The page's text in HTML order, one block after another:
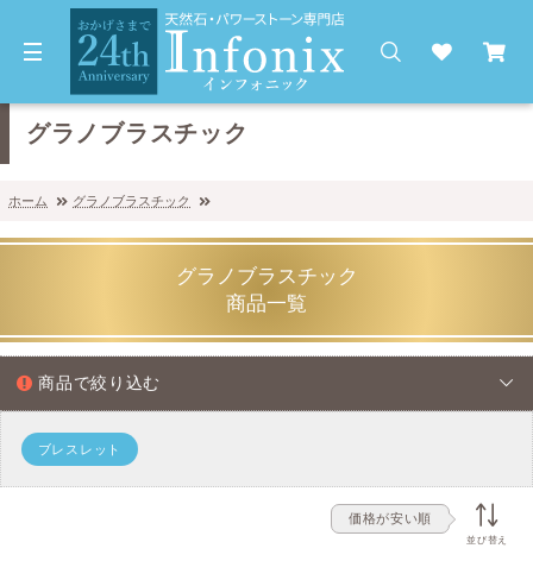
グラノブラスチック
ホーム グラノブラスチック
グラノブラスチック
商品一覧
商品で絞り込む
ブレスレット
価格が安い順
並び替え